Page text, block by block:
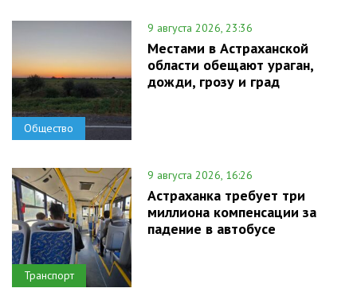
Общество
9 августа 2026, 23:36
Местами в Астраханской
области обещают ураган,
дожди, грозу и град
Транспорт
9 августа 2026, 16:26
Астраханка требует три
миллиона компенсации за
падение в автобусе